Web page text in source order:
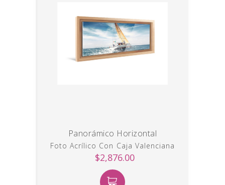
Panorámico Horizontal
Foto Acrílico Con Caja Valenciana
$2,876.00